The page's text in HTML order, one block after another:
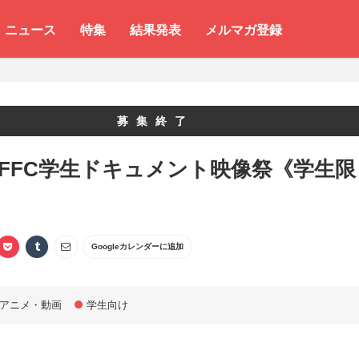
ニュース 特集 結果発表 メルマガ登録
募集終了
学生ドキュメント映像祭《学生限
Googleカレンダーに追加
ニメ・動画 学生向け